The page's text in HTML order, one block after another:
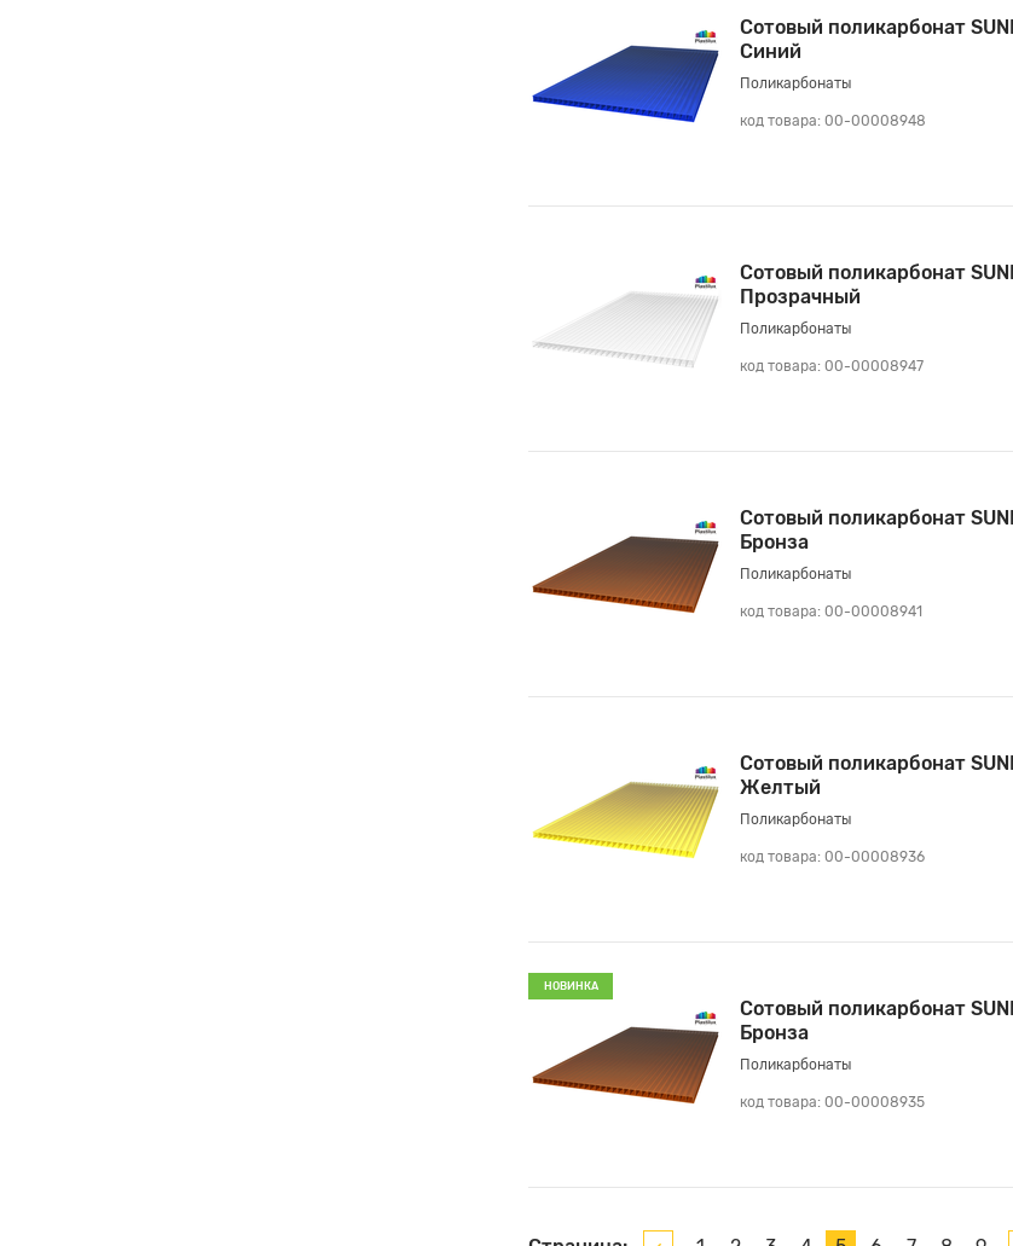
Сотовый поликарбонат
Синий
Поликарбонаты
код товара: 00-00008948
Сотовый поликарбонат
Прозрачный
Поликарбонаты
код товара: 00-00008947
Сотовый поликарбонат
Бронза
Поликарбонаты
код товара: 00-00008941
Сотовый поликарбонат
Желтый
Поликарбонаты
код товара: 00-00008936
НОВИНКА
Сотовый поликарбонат
Бронза
Поликарбонаты
код товара: 00-00008935